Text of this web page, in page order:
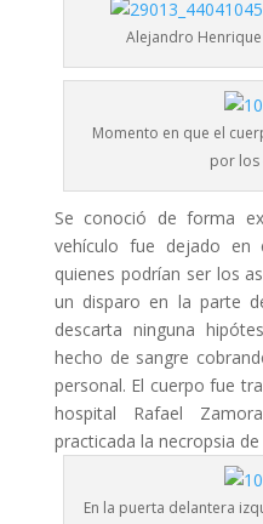
Alejandro
Momento en que el
por los
Se conoció de forma
vehículo fue dejado en
quienes podrían ser los
un disparo en la parte
descarta ninguna
hecho de sangre
personal. El cuerpo fue
hospital Rafael
practicada la necropsia de
En la puerta delantera